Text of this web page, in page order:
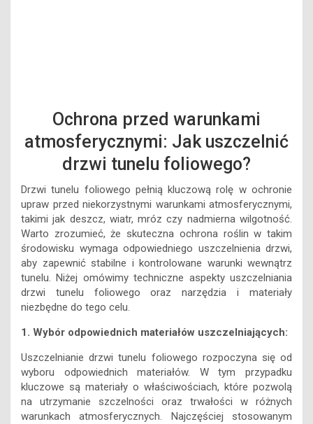
Ochrona przed warunkami
atmosferycznymi: Jak uszczelnić
drzwi tunelu foliowego?
Drzwi tunelu foliowego pełnią kluczową rolę w ochronie
upraw przed niekorzystnymi warunkami atmosferycznymi,
takimi jak deszcz, wiatr, mróz czy nadmierna wilgotność.
Warto zrozumieć, że skuteczna ochrona roślin w takim
środowisku wymaga odpowiedniego uszczelnienia drzwi,
aby zapewnić stabilne i kontrolowane warunki wewnątrz
tunelu. Niżej omówimy techniczne aspekty uszczelniania
drzwi tunelu foliowego oraz narzędzia i materiały
niezbędne do tego celu.
1. Wybór odpowiednich materiałów uszczelniających:
Uszczelnianie drzwi tunelu foliowego rozpoczyna się od
wyboru odpowiednich materiałów. W tym przypadku
kluczowe są materiały o właściwościach, które pozwolą
na utrzymanie szczelności oraz trwałości w różnych
warunkach atmosferycznych. Najczęściej stosowanym